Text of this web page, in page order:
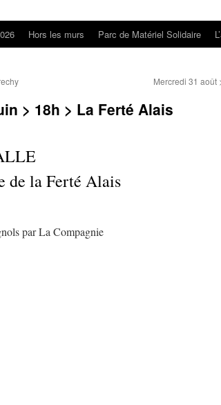
Hors les murs Parc de Matériel Solidaire
Mercredi 31 août
> 18h > La Ferté Alais
de la Ferté Alais
par La Compagnie